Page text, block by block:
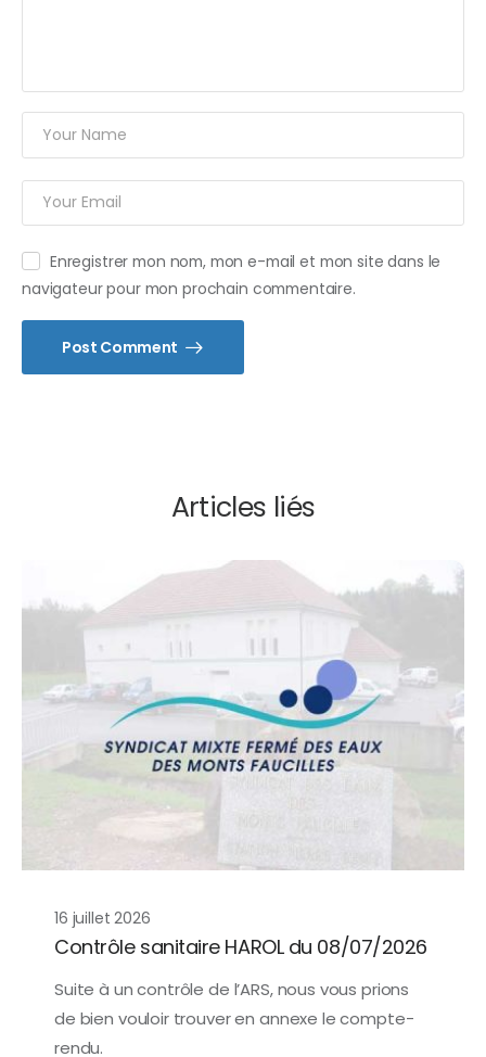
Enregistrer mon nom, mon e-mail et mon site dans le
navigateur pour mon prochain commentaire.
Post Comment
Articles liés
16 juillet 2026
Contrôle sanitaire HAROL du 08/07/2026
Suite à un contrôle de l’ARS, nous vous prions
de bien vouloir trouver en annexe le compte-
rendu.